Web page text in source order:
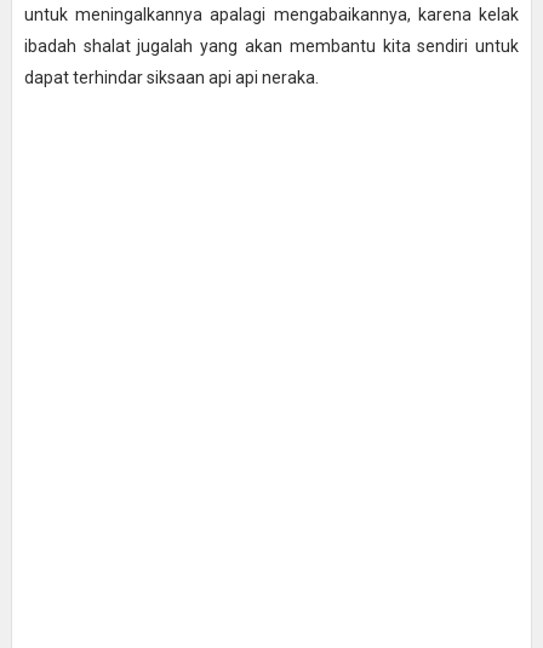
untuk meningalkannya apalagi mengabaikannya, karena kelak
ibadah shalat jugalah yang akan membantu kita sendiri untuk
dapat terhindar siksaan api api neraka.